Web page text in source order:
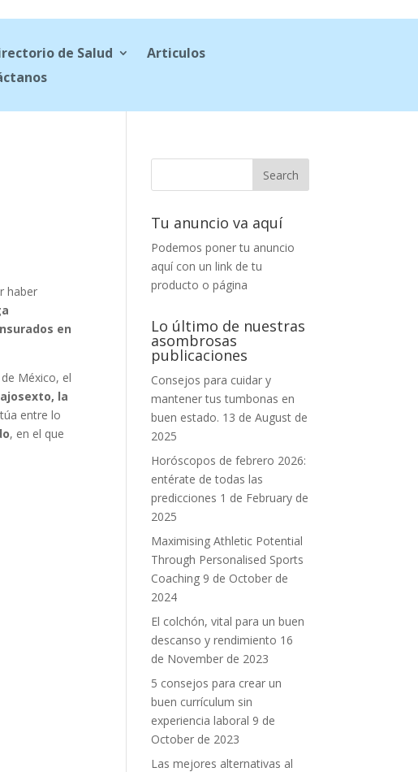
de Salud
Articulos
haber
en
México, el
la
entre lo
, en el que
Tu anuncio va aquí
Podemos poner tu anuncio
aquí con un link de tu
producto o página
Lo último de nuestras
asombrosas
publicaciones
Consejos para cuidar y
mantener tus tumbonas en
buen estado. 13 de August de
2025
Horóscopos de febrero 2026:
entérate de todas las
predicciones 1 de February de
2025
Maximising Athletic Potential
Through Personalised Sports
Coaching 9 de October de
2024
El colchón, vital para un buen
descanso y rendimiento 16
de November de 2023
5 consejos para crear un
buen currículum sin
experiencia laboral 9 de
October de 2023
Las mejores alternativas al